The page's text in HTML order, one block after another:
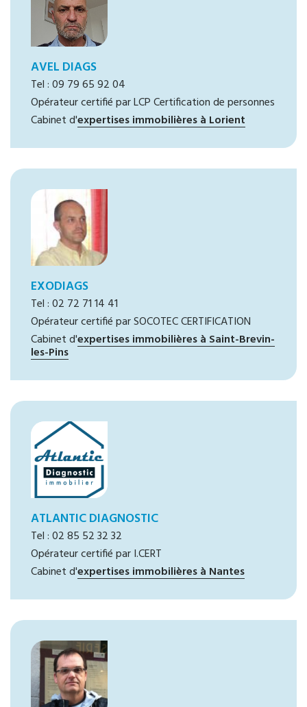
AVEL DIAGS
Tel : 09 79 65 92 04
Opérateur certifié par LCP Certification de personnes
Cabinet d'expertises immobilières à Lorient
EXODIAGS
Tel : 02 72 71 14 41
Opérateur certifié par SOCOTEC CERTIFICATION
Cabinet d'expertises immobilières à Saint-Brevin-
les-Pins
ATLANTIC DIAGNOSTIC
Tel : 02 85 52 32 32
Opérateur certifié par I.CERT
Cabinet d'expertises immobilières à Nantes